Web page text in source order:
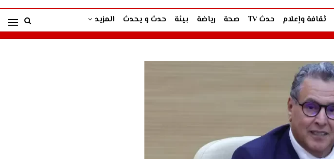
ثقافة وإعلام حدث TV صحة رياضة بيئة حدث و يحدث المزيد